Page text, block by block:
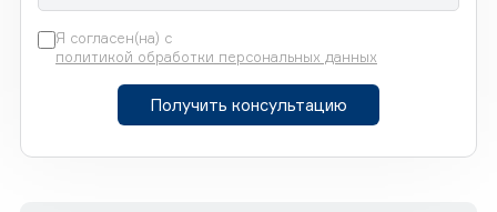
Я согласен(на) с
политикой обработки персональных данных
Получить консультацию